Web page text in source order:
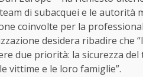
di subacquei e le autorità
coinvolte per la
desidera ribadire che
due priorità: la sicurezza
vittime e le loro famiglie”.